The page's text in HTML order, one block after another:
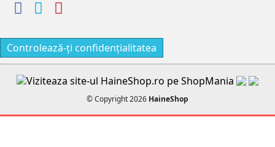
Controlează-ți confidențialitatea
© Copyright 2026 HaineShop